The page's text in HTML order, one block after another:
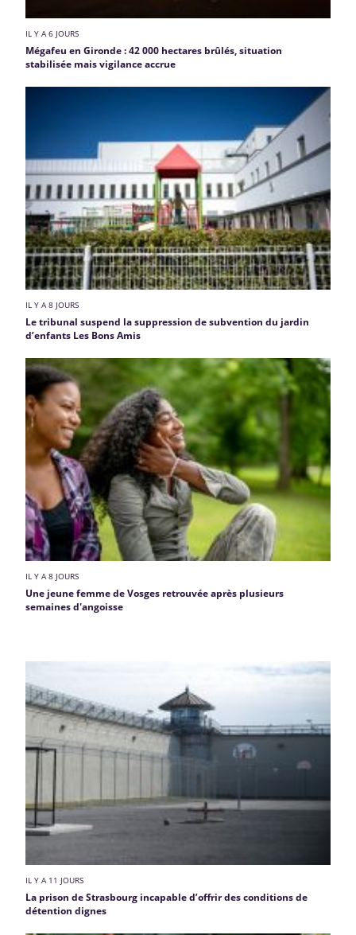
IL Y A 6 JOURS
Mégafeu en Gironde : 42 000 hectares brûlés, situation
stabilisée mais vigilance accrue
IL Y A 8 JOURS
Le tribunal suspend la suppression de subvention du jardin
d’enfants Les Bons Amis
IL Y A 8 JOURS
Une jeune femme de Vosges retrouvée après plusieurs
semaines d'angoisse
IL Y A 11 JOURS
La prison de Strasbourg incapable d’offrir des conditions de
détention dignes